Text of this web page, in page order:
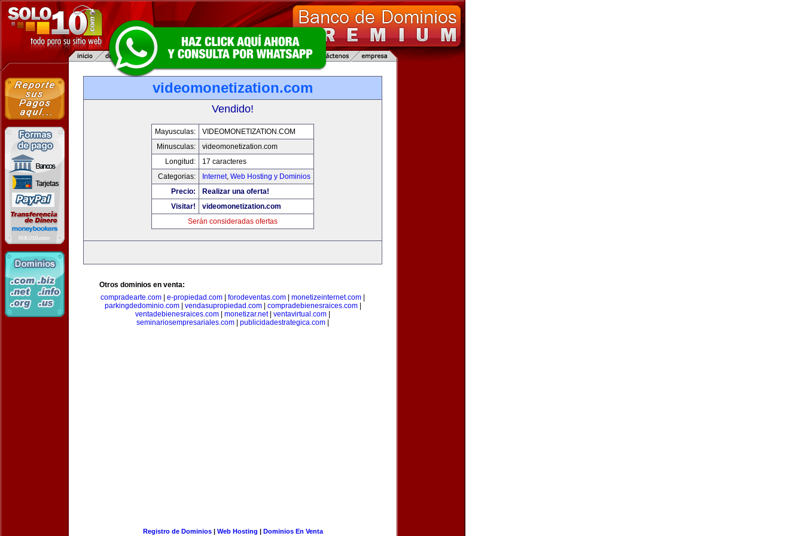
videomonetization.com
Vendido!
Mayusculas:
VIDEOMONETIZATION.COM
Minusculas:
videomonetization.com
Longitud:
17 caracteres
Categorias:
Internet, Web Hosting y Dominios
Precio:
Realizar una oferta!
Visitar!
videomonetization.com
Serán consideradas ofertas
Otros dominios en venta:
compradearte.com
e-propiedad.com forodeventas.com monetizeinternet.com
parkingdedominio.com| vendasupropiedad.com| compradebienesraices.com|
ventadebienesraices.com
monetizar.net| ventavirtual.com
seminariosempresariales.com
publicidadestrategica.com
Registro de Dominios| Web Hosting | Dominios En Venta